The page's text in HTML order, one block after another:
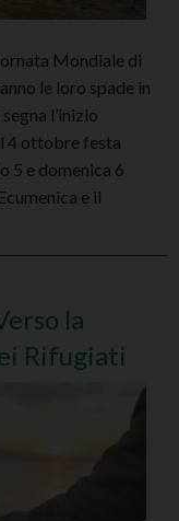
Mondiale di
le loro spade in
l’inizio
4 ottobre festa
5 e domenica 6
e il
la
Rifugiati